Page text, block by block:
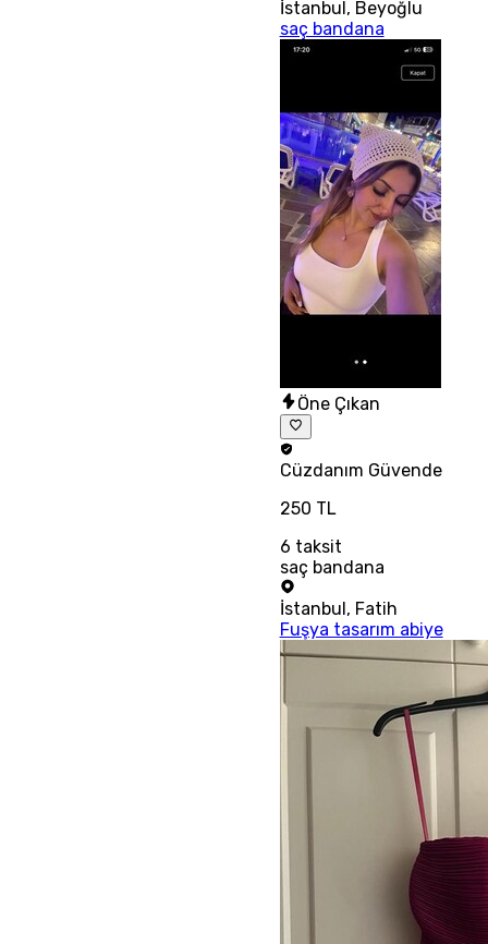
İstanbul , Beyoğlu
saç bandana
Öne Çıkan
Cüzdanım Güvende
250 TL
6 taksit
saç bandana
İstanbul, Fatih
Fuşya tasarım abiye